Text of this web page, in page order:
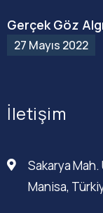
Gerçek Göz
27 Mayıs 2022
İletişim
Sakarya
Manisa,